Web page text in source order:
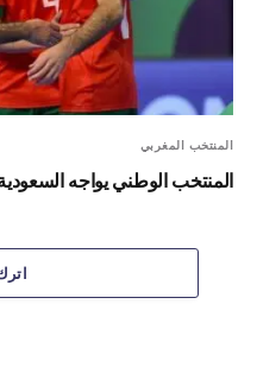
المنتخب المغربي
المنتخب الوطني يواجه